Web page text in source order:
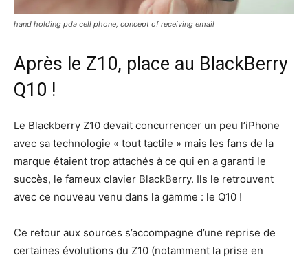
hand holding pda cell phone, concept of receiving email
Après le Z10, place au BlackBerry
Q10 !
Le Blackberry Z10 devait concurrencer un peu l’iPhone
avec sa technologie « tout tactile » mais les fans de la
marque étaient trop attachés à ce qui en a garanti le
succès, le fameux clavier BlackBerry. Ils le retrouvent
avec ce nouveau venu dans la gamme : le Q10 !
Ce retour aux sources s’accompagne d’une reprise de
certaines évolutions du Z10 (notamment la prise en